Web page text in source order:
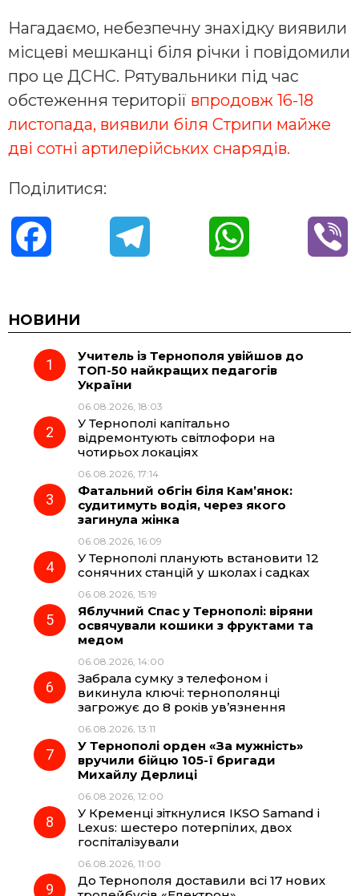
Нагадаємо, небезпечну знахідку виявили
місцеві мешканці біля річки і повідомили
про це ДСНС. Рятувальники під час
обстеження території впродовж 16-18
листопада, виявили біля Стрипи майже
дві сотні артилерійських снарядів.
Поділитися:
c
e
o
k
e
r
a
m
t
A
НОВИНИ
Учитель із Тернополя увійшов до
ТОП-50 найкращих педагогів
України
06.08.2026, 18:03
У Тернополі капітально
відремонтують світлофори на
чотирьох локаціях
06.08.2026, 17:14
Фатальний обгін біля Кам’янок:
судитимуть водія, через якого
загинула жінка
06.08.2026, 16:09
У Тернополі планують встановити 12
сонячних станцій у школах і садках
06.08.2026, 15:19
Яблучний Спас у Тернополі: віряни
освячували кошики з фруктами та
медом
06.08.2026, 14:00
Забрала сумку з телефоном і
викинула ключі: тернополянці
загрожує до 8 років ув’язнення
06.08.2026, 13:11
У Тернополі орден «За мужність»
вручили бійцю 105-ї бригади
Михайлу Дерлиці
06.08.2026, 12:00
У Кременці зіткнулися IKSO Samand і
Lexus: шестеро потерпілих, двох
госпіталізували
06.08.2026, 11:00
До Тернополя доставили всі 17 нових